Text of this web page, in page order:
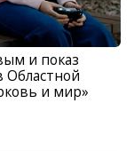
и показ
и мир»